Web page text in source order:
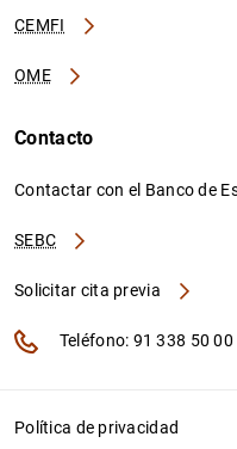
CEMFI
OME
Contacto
Contactar con el Banco de
SEBC
Solicitar cita previa
Teléfono: 91 338 50 00
Política de privacidad